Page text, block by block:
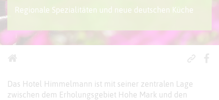
Regionale Spezialitäten und neue deutschen Küche
Das Hotel Himmelmann ist mit seiner zentralen Lage
zwischen dem Erholungsgebiet Hohe Mark und den